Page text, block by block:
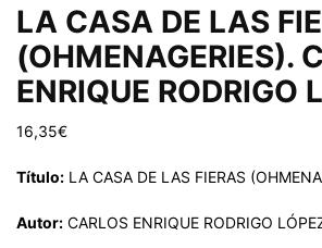
LA CASA DE LAS
(OHMENAGERIES).
ENRIQUE RODRIGO
16,35€
Título: LA CASA DE LAS FIERAS
Autor: CARLOS ENRIQUE RODRIGO